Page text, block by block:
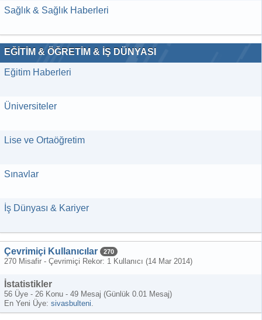
Sağlık & Sağlık Haberleri
EĞİTİM & ÖĞRETİM & İŞ DÜNYASI
Eğitim Haberleri
Üniversiteler
Lise ve Ortaöğretim
Sınavlar
İş Dünyası & Kariyer
Çevrimiçi Kullanıcılar 270
270 Misafir - Çevrimiçi Rekor: 1 Kullanıcı (14 Mar 2014)
İstatistikler
56 Üye - 26 Konu - 49 Mesaj (Günlük 0.01 Mesaj)
En Yeni Üye: sivasbulteni.